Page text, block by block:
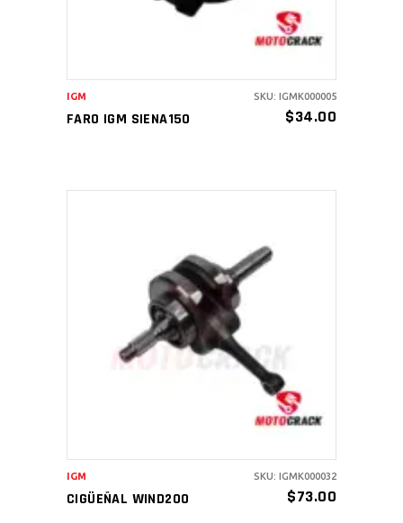
FARO IGM SIENA150 $34.00
IGM SKU: IGMK000005
AÑADIR AL CARRITO
CIGÜEÑAL WIND200 $73.00
IGM SKU: IGMK000032